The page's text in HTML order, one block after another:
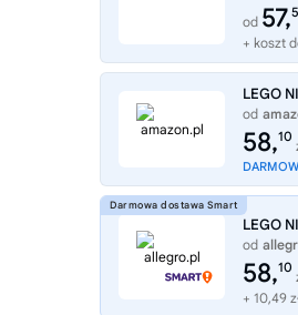
od 57,
+ koszt
LEGO
od
58,10
LEGO
od
58,10
+ 10,49